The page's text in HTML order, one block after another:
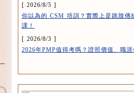
[ 2026/8/5 ]
你以為的 CSM 培訓？實際上是跳脫
課！
[ 2026/8/3 ]
2026年PMP值得考嗎？證照價值、職